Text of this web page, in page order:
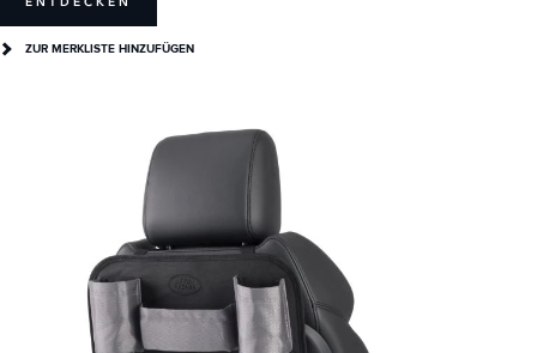
ZUR MERKLISTE HINZUFÜGEN